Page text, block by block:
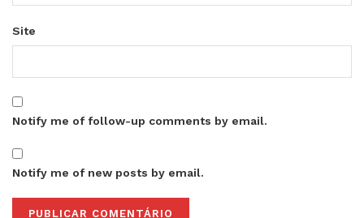
Site
Notify me of follow-up comments by email.
Notify me of new posts by email.